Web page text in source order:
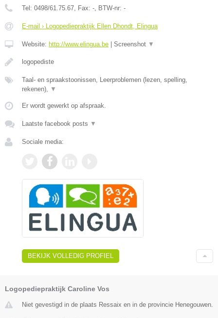
Tel: 0498/61.75.67, Fax: -, BTW-nr: -
E-mail › Logopediepraktijk Ellen Dhondt, Elingua
Website: http://www.elingua.be Screenshot ▼
logopediste
Taal- en spraakstoonissen, Leerproblemen (lezen, spelling,
rekenen), ▼
Er wordt gewerkt op afspraak.
Laatste facebook posts ▼
Sociale media:
BEKIJK VOLLEDIG PROFIEL
Logopediepraktijk Caroline Vos
Niet gevestigd in de plaats Ressaix en in de provincie Henegouwen.